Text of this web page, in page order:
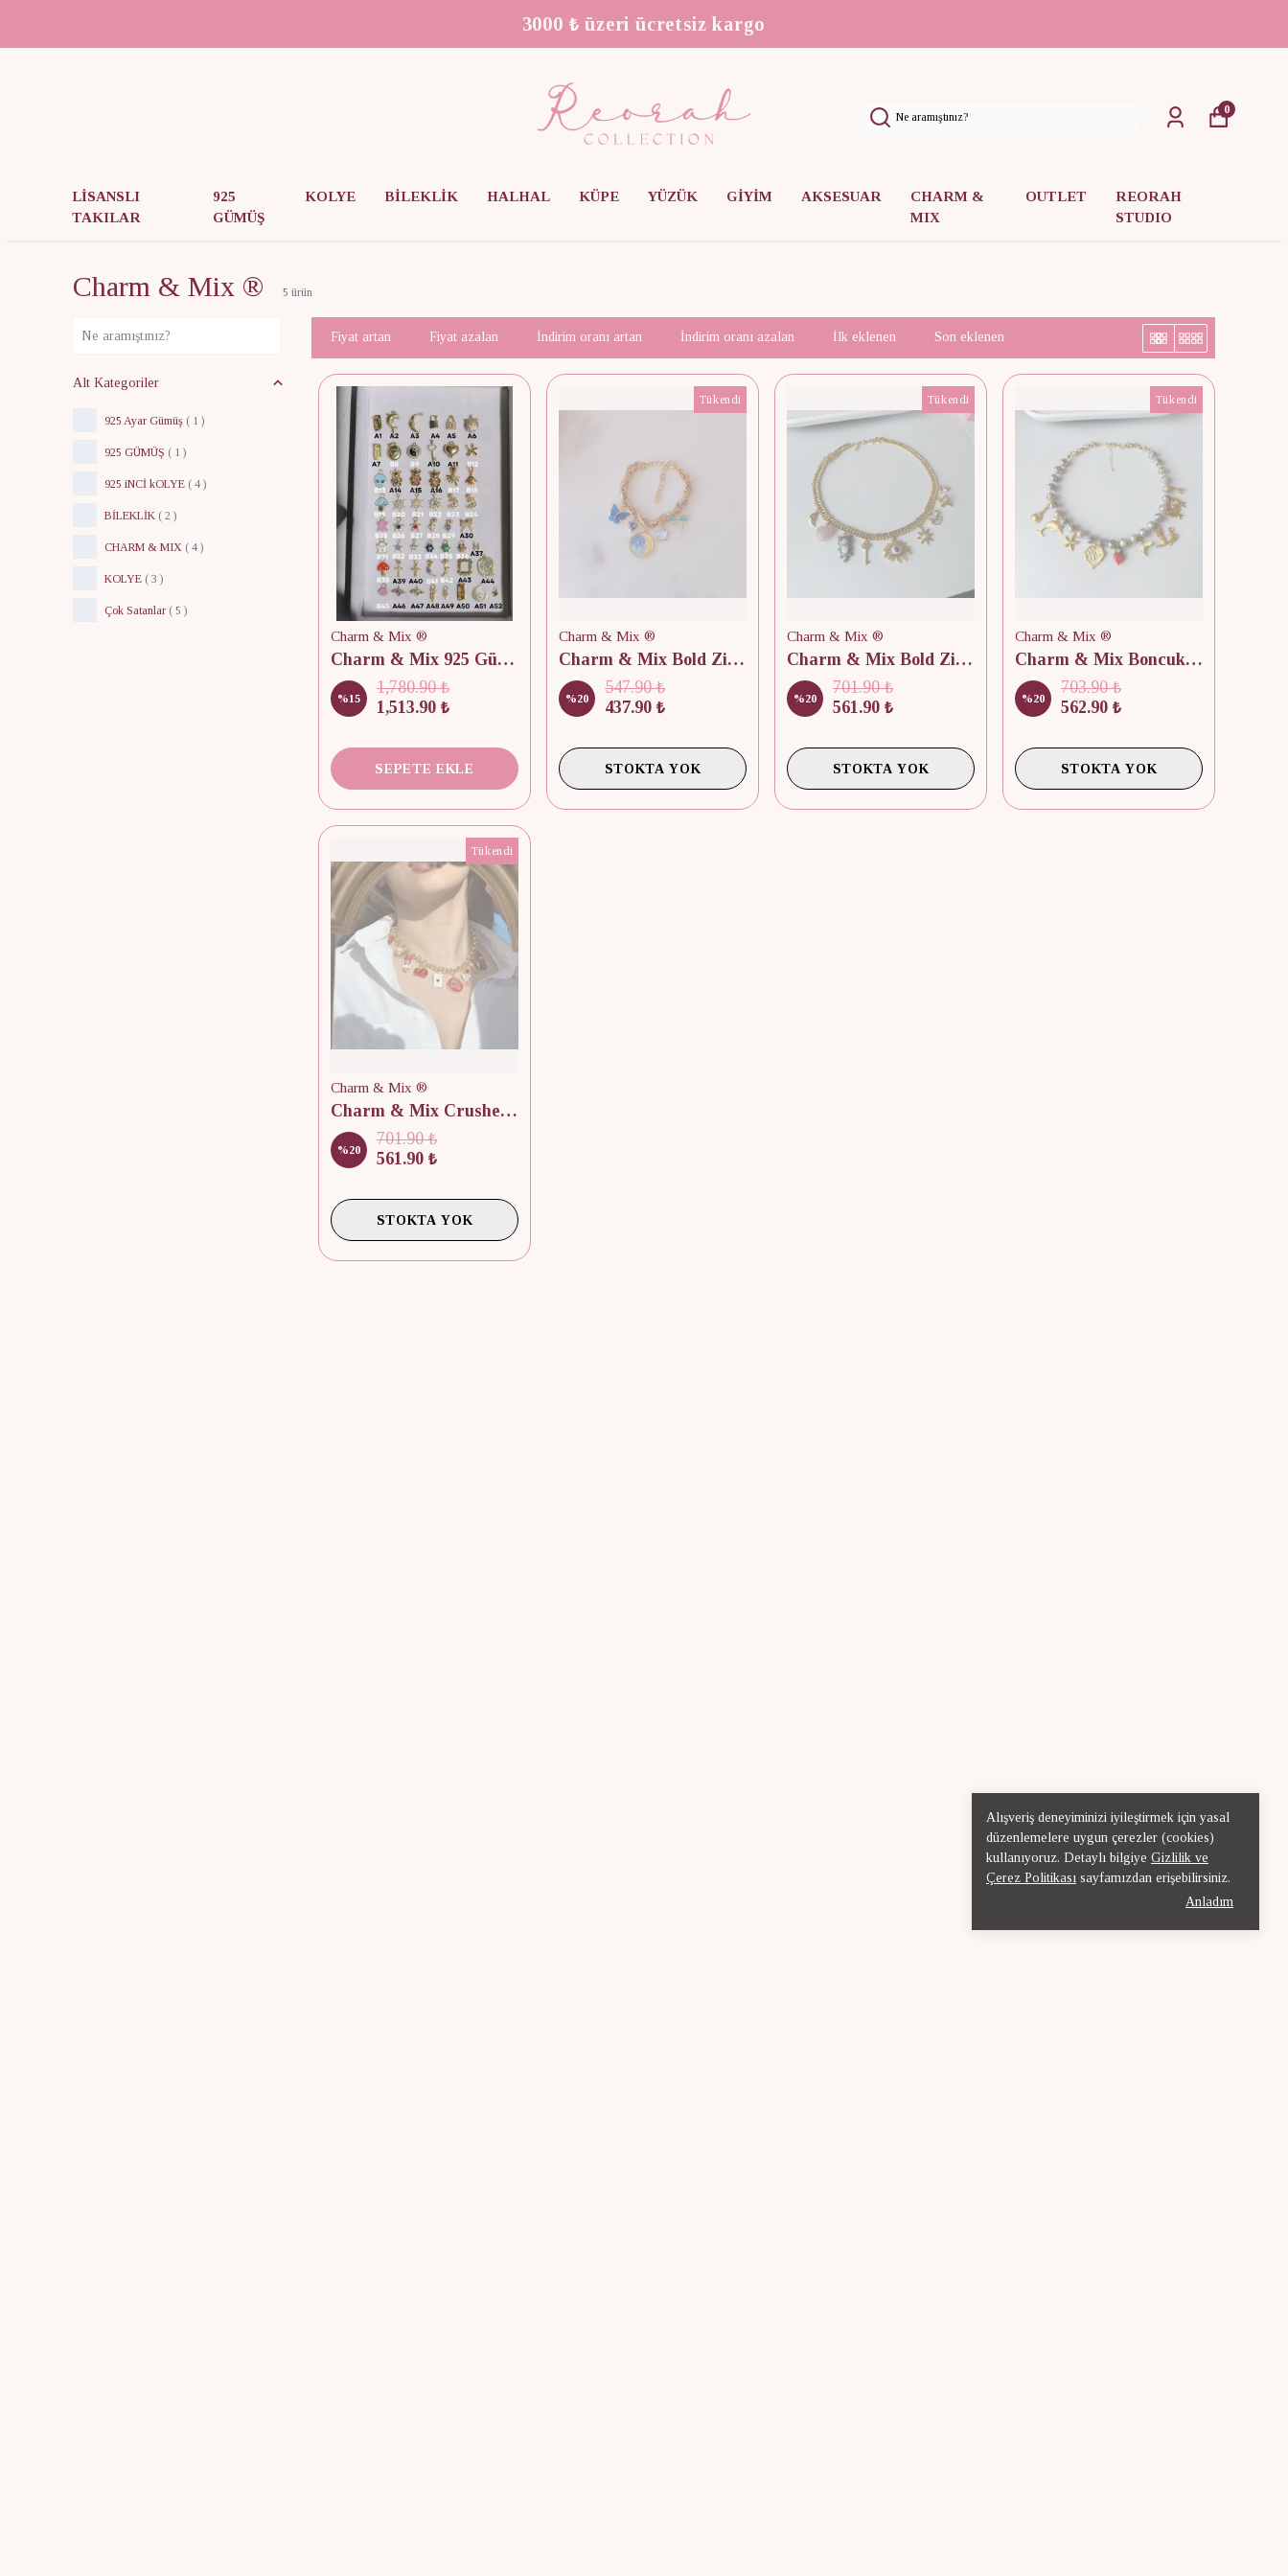
We Ship Worldwide!
LİSANSLI
TAKILAR
925
GÜMÜŞ
KOLYE BİLEKLİK HALHAL KÜPE YÜZÜK GİYİM AKSESUAR
CHARM &
MIX
OUTLET
REORAH
STUDIO
0
Alışveriş deneyiminizi iyileştirmek için yasal
düzenlemelere uygun çerezler (cookies)
kullanıyoruz. Detaylı bilgiye Gizlilik ve
Çerez Politikası sayfamızdan erişebilirsiniz.
Anladım
Charm & Mix ® 5 ürün
Fiyat artan Fiyat azalan İndirim oranı artan İndirim oranı azalan İlk eklenen Son eklenen
Alt Kategoriler
925 Ayar Gümüş ( 1 )
925 GÜMÜŞ ( 1 )
925 iNCİ kOLYE ( 4 )
BİLEKLİK ( 2 )
CHARM & MIX ( 4 )
KOLYE ( 3 )
Çok Satanlar ( 5 )
Charm & Mix ®
Charm & Mix 925 Gümüş Kişiye Özel Bileklik
%15
1,780.90 ₺
1,513.90 ₺
SEPETE EKLE
Tükendi
Charm & Mix ®
Charm & Mix Bold Zincir Bileklik
%20
547.90 ₺
437.90 ₺
STOKTA YOK
Tükendi
Charm & Mix ®
Charm & Mix Bold Zincir Kolye
%20
701.90 ₺
561.90 ₺
STOKTA YOK
Tükendi
Charm & Mix ®
Charm & Mix Boncuk Kolye | Beaded Necklace
%20
703.90 ₺
562.90 ₺
STOKTA YOK
Tükendi
Charm & Mix ®
Charm & Mix Crushed Zincir Kolye
%20
701.90 ₺
561.90 ₺
STOKTA YOK